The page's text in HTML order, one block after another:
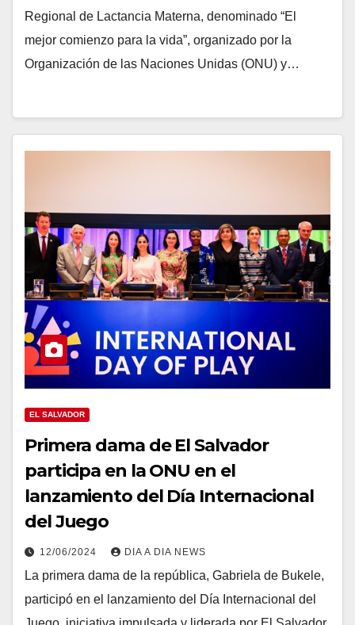
Regional de Lactancia Materna, denominado “El
mejor comienzo para la vida”, organizado por la
Organización de las Naciones Unidas (ONU) y…
EL SALVADOR
Primera dama de El Salvador
participa en la ONU en el
lanzamiento del Día Internacional
del Juego
12/06/2024 DIA A DIA NEWS
La primera dama de la república, Gabriela de Bukele,
participó en el lanzamiento del Día Internacional del